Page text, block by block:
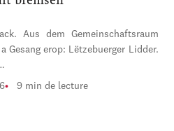
Aus dem Gemeinschaftsraum
Gesang erop: Lëtzebuerger Lidder.
9 min de lecture